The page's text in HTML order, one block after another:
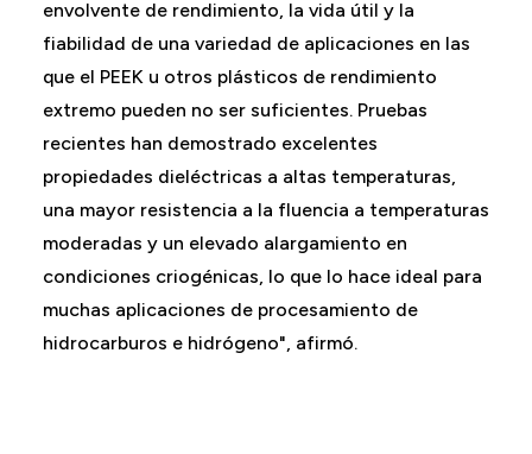
envolvente de rendimiento, la vida útil y la
fiabilidad de una variedad de aplicaciones en las
que el PEEK u otros plásticos de rendimiento
extremo pueden no ser suficientes. Pruebas
recientes han demostrado excelentes
propiedades dieléctricas a altas temperaturas,
una mayor resistencia a la fluencia a temperaturas
moderadas y un elevado alargamiento en
condiciones criogénicas, lo que lo hace ideal para
muchas aplicaciones de procesamiento de
hidrocarburos e hidrógeno", afirmó.